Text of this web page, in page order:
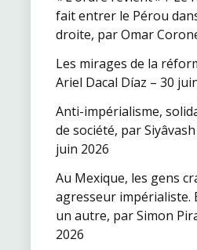
fait entrer le Pérou
droite, par Omar
Les mirages de la
Ariel Dacal Díaz – 30
Anti-impérialisme,
de société, par
juin 2026
Au Mexique, les gens
agresseur impérialiste.
un autre, par Simon
2026